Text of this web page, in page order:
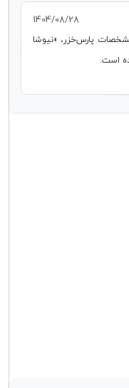
1404/08/28
پارس‌خزر، «نیوشا
است.